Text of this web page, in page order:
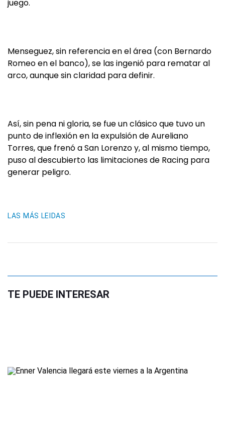
juego.
Menseguez, sin referencia en el área (con Bernardo
Romeo en el banco), se las ingenió para rematar al
arco, aunque sin claridad para definir.
Así, sin pena ni gloria, se fue un clásico que tuvo un
punto de inflexión en la expulsión de Aureliano
Torres, que frenó a San Lorenzo y, al mismo tiempo,
puso al descubierto las limitaciones de Racing para
generar peligro.
LAS MÁS LEIDAS
TE PUEDE INTERESAR